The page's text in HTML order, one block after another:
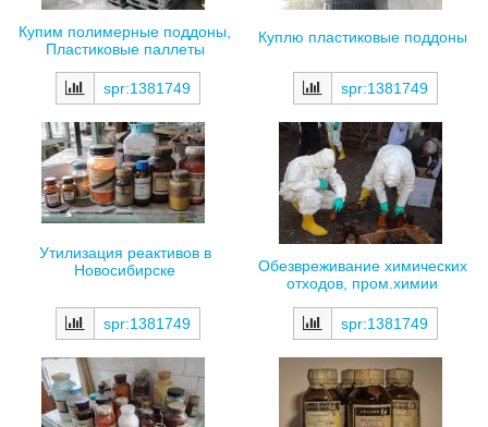
Купим полимерные поддоны,
Пластиковые паллеты
spr:1381749
Куплю пластиковые поддоны
spr:1381749
Утилизация реактивов в
Новосибирске
spr:1381749
Обезвреживание химических
отходов, пром.химии
spr:1381749